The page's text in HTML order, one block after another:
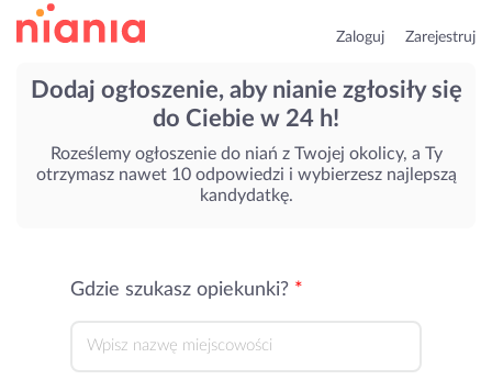
Zaloguj Zarejestruj
Dodaj ogłoszenie, aby nianie zgłosiły się
do Ciebie w 24 h!
Roześlemy ogłoszenie do niań z Twojej okolicy, a Ty
otrzymasz nawet 10 odpowiedzi i wybierzesz najlepszą
kandydatkę.
Gdzie szukasz opiekunki?